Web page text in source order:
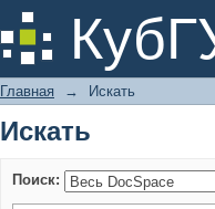
Искать
Главная → Искать
Искать
Поиск: